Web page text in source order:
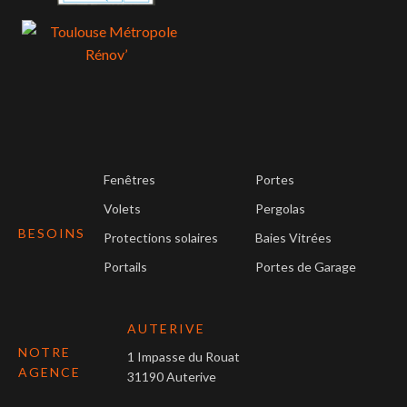
BESOINS
Fenêtres
Volets
Protections solaires
Portails
Portes
Pergolas
Baies Vitrées
Portes de Garage
NOTRE
AGENCE
AUTERIVE
1 Impasse du Rouat
31190 Auterive